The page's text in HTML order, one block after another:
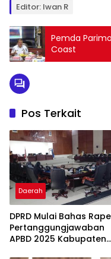
Editor: Iwan R
Pemda
Coast
Pos Terkait
Daerah
DPRD Mulai Bahas
Pertanggungjawaban
APBD 2025 Kabupaten